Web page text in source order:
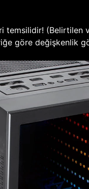
temsilidir! (Belirtilen
göre değişkenlik